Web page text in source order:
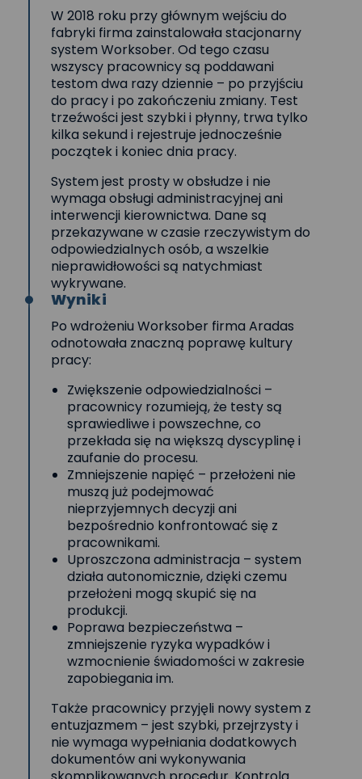
W 2018 roku przy głównym wejściu do
fabryki firma zainstalowała stacjonarny
system Worksober. Od tego czasu
wszyscy pracownicy są poddawani
testom dwa razy dziennie – po przyjściu
do pracy i po zakończeniu zmiany. Test
trzeźwości jest szybki i płynny, trwa tylko
kilka sekund i rejestruje jednocześnie
początek i koniec dnia pracy.
System jest prosty w obsłudze i nie
wymaga obsługi administracyjnej ani
interwencji kierownictwa. Dane są
przekazywane w czasie rzeczywistym do
odpowiedzialnych osób, a wszelkie
nieprawidłowości są natychmiast
wykrywane.
Wyniki
Po wdrożeniu Worksober firma Aradas
odnotowała znaczną poprawę kultury
pracy:
Zwiększenie odpowiedzialności –
pracownicy rozumieją, że testy są
sprawiedliwe i powszechne, co
przekłada się na większą dyscyplinę i
zaufanie do procesu.
Zmniejszenie napięć – przełożeni nie
muszą już podejmować
nieprzyjemnych decyzji ani
bezpośrednio konfrontować się z
pracownikami.
Uproszczona administracja – system
działa autonomicznie, dzięki czemu
przełożeni mogą skupić się na
produkcji.
Poprawa bezpieczeństwa –
zmniejszenie ryzyka wypadków i
wzmocnienie świadomości w zakresie
zapobiegania im.
Także pracownicy przyjęli nowy system z
entuzjazmem – jest szybki, przejrzysty i
nie wymaga wypełniania dodatkowych
dokumentów ani wykonywania